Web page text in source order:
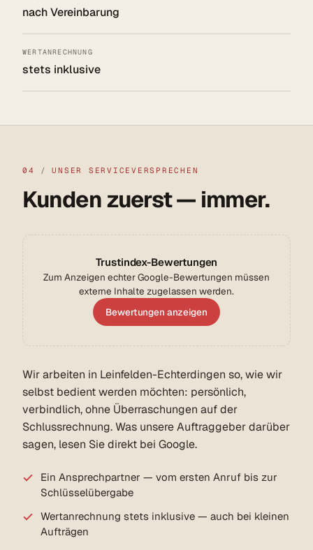
nach Vereinbarung
WERTANRECHNUNG
stets inklusive
04 / UNSER SERVICEVERSPRECHEN
Kunden zuerst — immer.
Trustindex-Bewertungen
Zum Anzeigen echter Google-Bewertungen müssen
externe Inhalte zugelassen werden.
Bewertungen anzeigen
Wir arbeiten in Leinfelden-Echterdingen so, wie wir
selbst bedient werden möchten: persönlich,
verbindlich, ohne Überraschungen auf der
Schlussrechnung. Was unsere Auftraggeber darüber
sagen, lesen Sie direkt bei Google.
Ein Ansprechpartner — vom ersten Anruf bis zur
Schlüsselübergabe
Wertanrechnung stets inklusive — auch bei kleinen
Aufträgen